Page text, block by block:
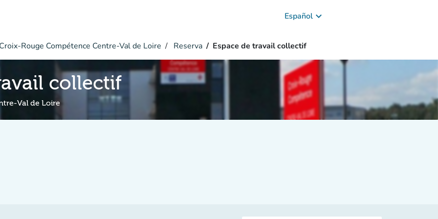
Español keyboard_arrow_down
Croix-Rouge Compétence Centre-Val de Loire Reserva Espace de travail collectif
collectif
Val de Loire